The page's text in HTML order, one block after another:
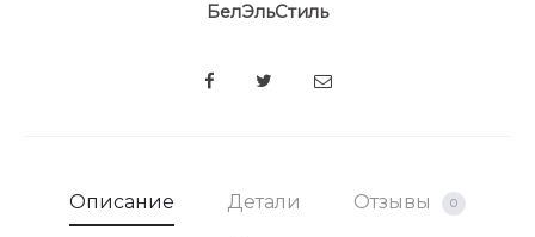
БелЭльСтиль
SHARE
Описание Детали Отзывы 0